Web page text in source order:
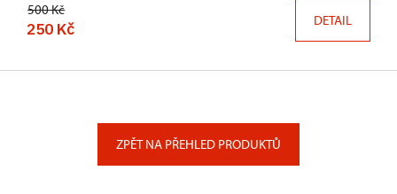
500 Kč
250 Kč DETAIL
ZPĚT NA PŘEHLED PRODUKTŮ